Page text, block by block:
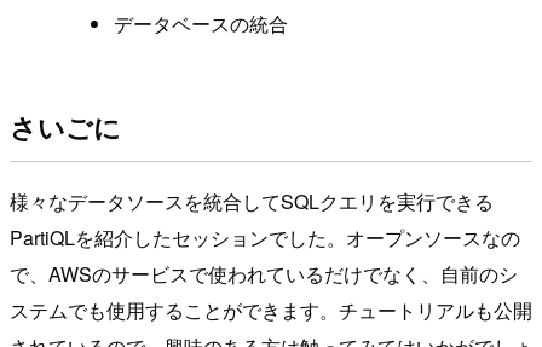
データベースの統合
さいごに
様々なデータソースを統合してSQLクエリを実行できる
PartiQLを紹介したセッションでした。オープンソースなの
で、AWSのサービスで使われているだけでなく、自前のシ
ステムでも使用することができます。チュートリアルも公開